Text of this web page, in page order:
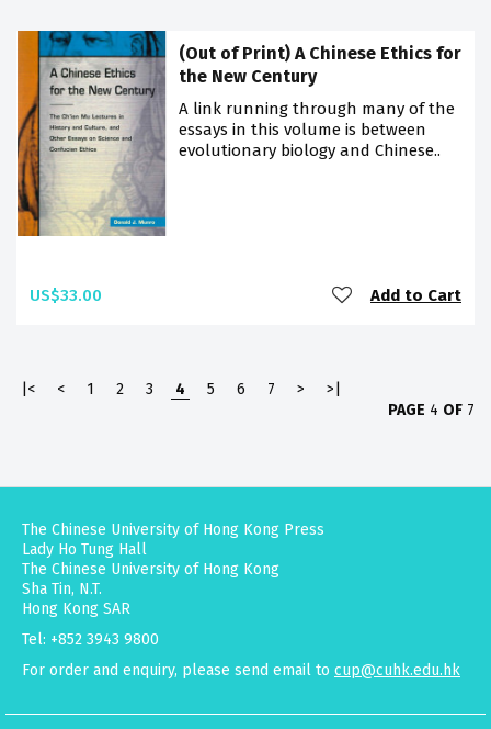
(Out of Print) A Chinese Ethics for
the New Century
A link running through many of the
essays in this volume is between
evolutionary biology and Chinese..
US$33.00 Add to Cart
|< < 1 2 3 4 5 6 7 >
>|
PAGE 4 OF 7
The Chinese University of Hong Kong Press
Lady Ho Tung Hall
The Chinese University of Hong Kong
Sha Tin, N.T.
Hong Kong SAR
Tel: +852 3943 9800
For order and enquiry, please send email to cup@cuhk.edu.hk